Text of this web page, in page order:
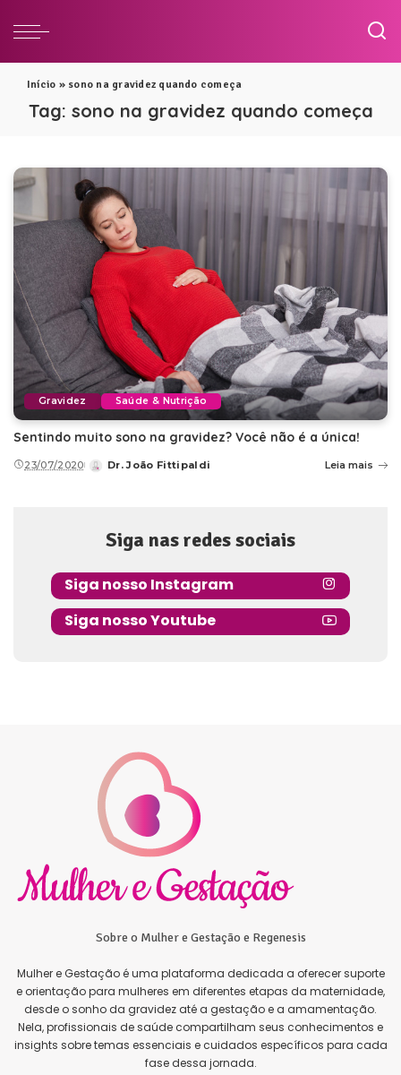
Início » sono na gravidez quando começa
Tag: sono na gravidez quando começa
Gravidez Saúde & Nutrição
Sentindo muito sono na gravidez? Você não é a única!
23/07/2020
Posted
Dr. João Fittipaldi Leia mais
Siga nas redes sociais
Siga nosso Instagram
Siga nosso Youtube
Sobre o Mulher e Gestação e Regenesis
Mulher e Gestação é uma plataforma dedicada a oferecer suporte
e orientação para mulheres em diferentes etapas da maternidade,
desde o sonho da gravidez até a gestação e a amamentação.
Nela, profissionais de saúde compartilham seus conhecimentos e
insights sobre temas essenciais e cuidados específicos para cada
fase dessa jornada.